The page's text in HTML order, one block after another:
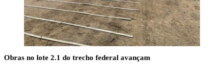
Obras no lote 2.1 do trecho federal avançam